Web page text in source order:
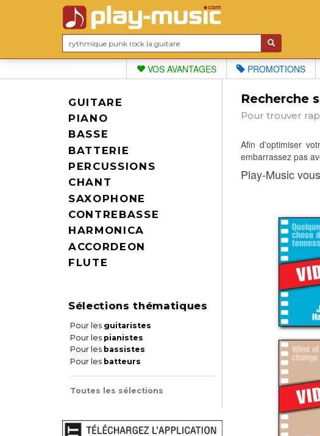
VOS AVANTAGES PROMOTIONS
GUITARE
PIANO
BASSE
BATTERIE
PERCUSSIONS
CHANT
SAXOPHONE
CONTREBASSE
HARMONICA
ACCORDEON
FLUTE
Sélections thématiques
Pour les guitaristes
Pour les pianistes
Pour les bassistes
Pour les batteurs
Toutes les sélections
Recherche
Pour trouver
Afin d'optimiser
embarrassez pas
Play-Music